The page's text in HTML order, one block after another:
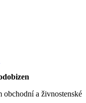
a živnostenské